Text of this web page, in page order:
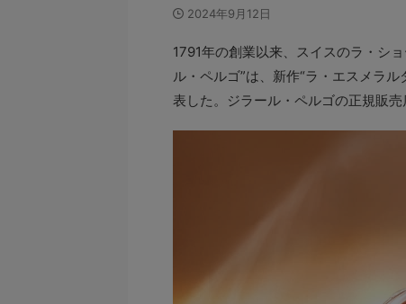
2024年9月12日
1791年の創業以来、スイスのラ・シ
ル・ペルゴ”は、新作“ラ・エスメラ
表した。ジラール・ペルゴの正規販